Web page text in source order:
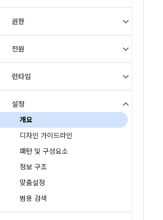
권한
전원
런타임
설정
개요
디자인 가이드라인
패턴 및 구성요소
정보 구조
맞춤설정
범용 검색